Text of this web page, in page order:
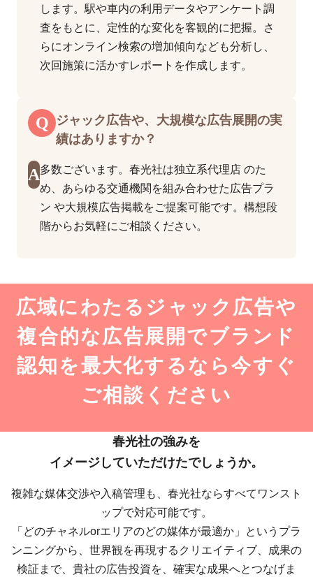
します。駅や車内の利用データやアンケート調
査をもとに、定性的な変化を客観的に把握。さ
らにオンライン検索の増加傾向なども分析し、
次回施策に活かすレポートを作成します。
Q
ジャック広告や、大規模な広告展開の実
績はありますか？
A多数ございます。春光社は独立系代理店 のた
め、あらゆる交通機関を組み合わせた広告プラ
ン や大規模広告掲載をご提案可能です。構想段
階からお気軽にご相談ください。
広域にわたるジャック広告や
複合的な広告展開でブランド
認知を最大化するなら今すぐ
ご相談ください
春光社の強みを
イメージしていただけたでしょうか。
複雑な媒体交渉や入稿管理も、春光社ならすべてワンスト
ップで対応可能です。
「どのチャネルorエリアのどの媒体が最適か」というプラ
ンニングから、 世界観を再現するクリエイティブ、成果の
検証まで、 貴社の広告投資を、確実な成果へとつなげま